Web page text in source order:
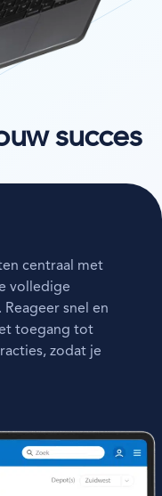
succes
centraal met
volledige
snel en
toegang tot
zodat je